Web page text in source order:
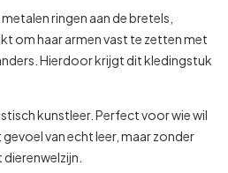
ringen aan de bretels,
om haar armen vast te zetten met
Hierdoor krijgt dit kledingstuk
kunstleer. Perfect voor wie wil
van echt leer, maar zonder